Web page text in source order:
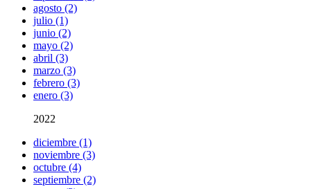
agosto (2)
julio (1)
junio (2)
mayo (2)
abril (3)
marzo (3)
febrero (3)
enero (3)
2022
diciembre (1)
noviembre (3)
octubre (4)
septiembre (2)